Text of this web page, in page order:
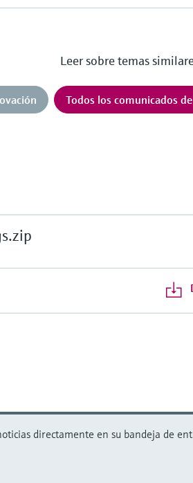
Leer sobre temas
Todos los comunicados
directamente en su bandeja de